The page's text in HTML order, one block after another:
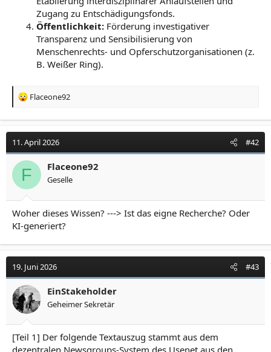
Zugang zu Entschädigungsfonds.
Öffentlichkeit: Förderung investigativer
Transparenz und Sensibilisierung von
Menschenrechts- und Opferschutzorganisationen (z.
B. Weißer Ring).
R
a
t
i
o
n
Flaceone92
11. April 2026 #42
F Flaceone92
Geselle
Woher dieses Wissen? ---> Ist das eigne Recherche? Oder
KI-generiert?
19. Juni 2026 #43
EinStakeholder
Geheimer Sekretär
[Teil 1] Der folgende Textauszug stammt aus dem
dezentralen Newsgroups-System des Usenet aus den